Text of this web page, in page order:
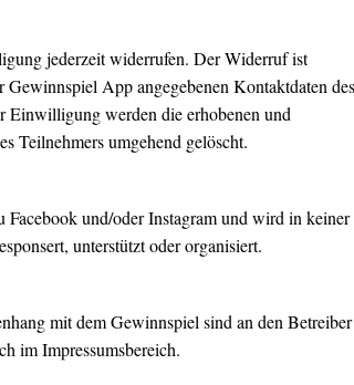
jederzeit widerrufen. Der Widerruf ist
App angegebenen Kontaktdaten des
Einwilligung werden die erhobenen und
Teilnehmers umgehend gelöscht.
und/oder Instagram und wird in keiner
unterstützt oder organisiert.
mit dem Gewinnspiel sind an den Betreiber
im Impressumsbereich.